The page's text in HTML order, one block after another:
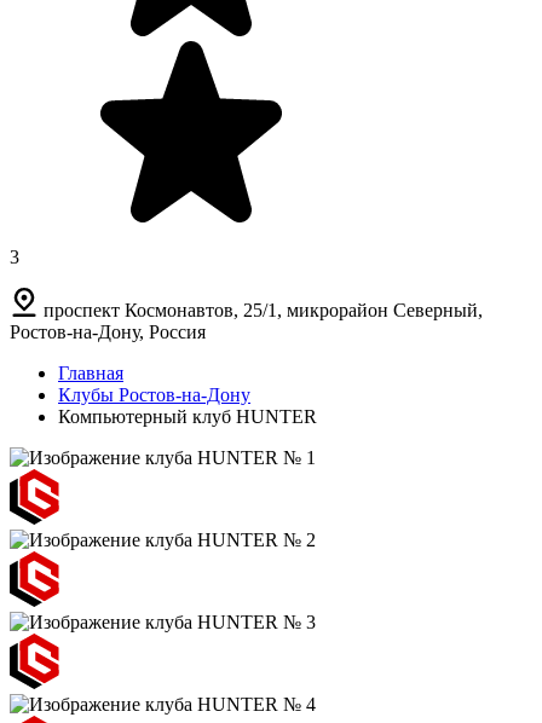
3
проспект Космонавтов, 25/1, микрорайон Северный,
Ростов-на-Дону, Россия
Главная
Клубы Ростов-на-Дону
Компьютерный клуб HUNTER